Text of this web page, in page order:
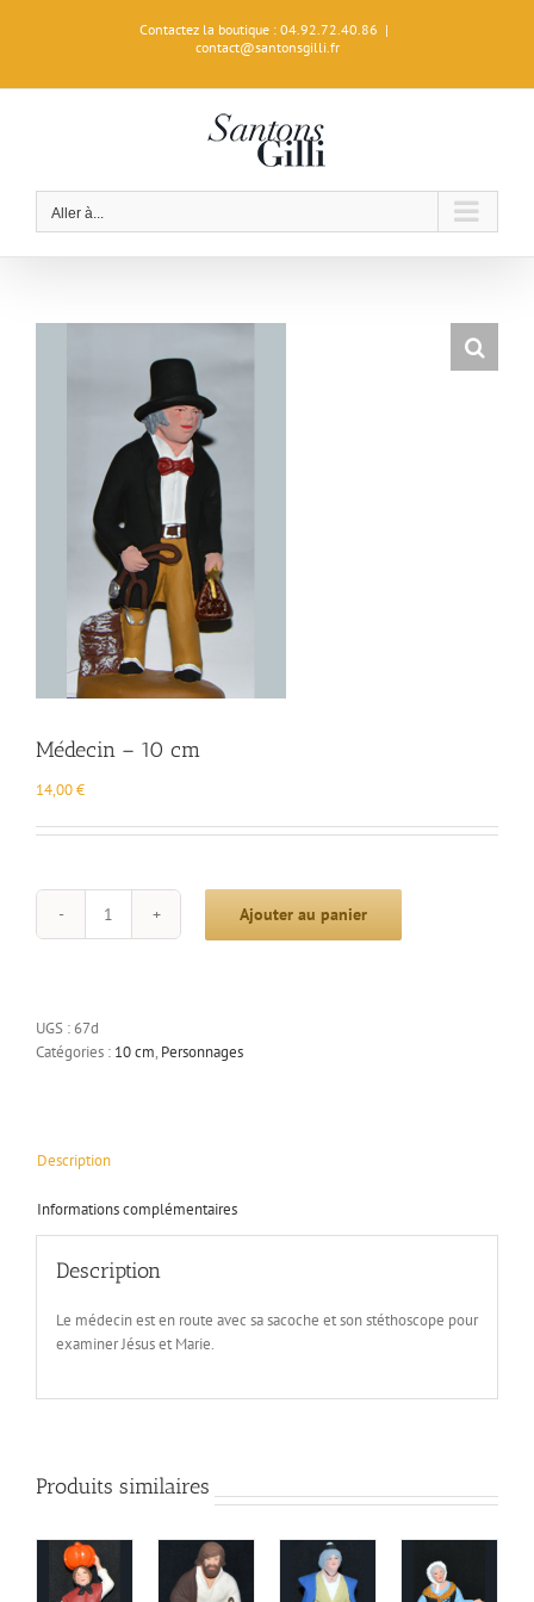
Contactez la boutique : 04.92.72.40.86 |
contact@santonsgilli.fr
Aller à...
Médecin – 10 cm
14,00€
quantité
cm
Ajouter au panier
UGS :67d
Catégories : 10 cm, Personnages
Description
Informations complémentaires
Description
Le médecin est en route avec sa sacoche et son stéthoscope pour
examiner Jésus et Marie.
Produits similaires